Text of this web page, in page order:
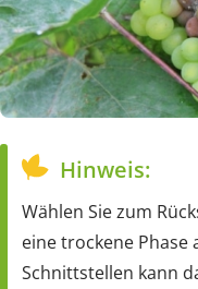
Hinweis:
Wählen Sie zum
eine trockene Phase
Schnittstellen kann